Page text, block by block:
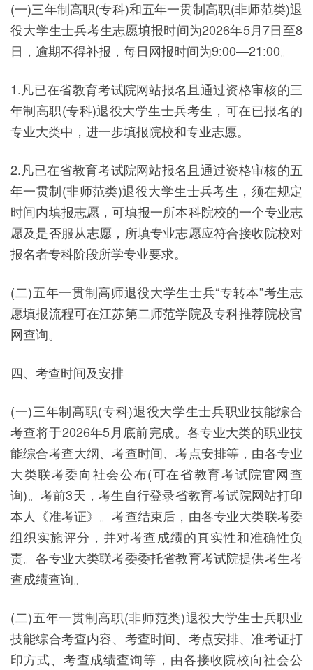
(一)三年制高职(专科)和五年一贯制高职(非师范类)退
役大学生士兵考生志愿填报时间为2026年5月7日至8
日，逾期不得补报，每日网报时间为9:00—21:00。
1.凡已在省教育考试院网站报名且通过资格审核的三
年制高职(专科)退役大学生士兵考生，可在已报名的
专业大类中，进一步填报院校和专业志愿。
2.凡已在省教育考试院网站报名且通过资格审核的五
年一贯制(非师范类)退役大学生士兵考生，须在规定
时间内填报志愿，可填报一所本科院校的一个专业志
愿及是否服从志愿，所填专业志愿应符合接收院校对
报名者专科阶段所学专业要求。
(二)五年一贯制高师退役大学生士兵“专转本”考生志
愿填报流程可在江苏第二师范学院及专科推荐院校官
网查询。
四、考查时间及安排
(一)三年制高职(专科)退役大学生士兵职业技能综合
考查将于2026年5月底前完成。各专业大类的职业技
能综合考查大纲、考查时间、考点安排等，由各专业
大类联考委向社会公布(可在省教育考试院官网查
询)。考前3天，考生自行登录省教育考试院网站打印
本人《准考证》。考查结束后，由各专业大类联考委
组织实施评分，并对考查成绩的真实性和准确性负
责。各专业大类联考委委托省教育考试院提供考生考
查成绩查询。
(二)五年一贯制高职(非师范类)退役大学生士兵职业
技能综合考查内容、考查时间、考点安排、准考证打
印方式、考查成绩查询等，由各接收院校向社会公